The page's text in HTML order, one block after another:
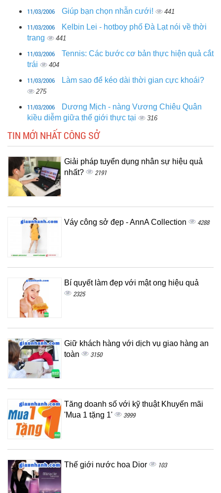
11/03/2006 Giúp bạn chọn nhẫn cưới! 441
11/03/2006
Kelbin Lei - hotboy phố Đà Lạt nói về thời
trang
441
11/03/2006
Tennis: Các bước cơ bản thực hiện quả cắt
trái
404
11/03/2006 Làm sao để kéo dài thời gian cực khoái?
275
11/03/2006
Dương Mịch - nàng Vương Chiêu Quân
kiều diễm giữa thế giới thực tại
316
TIN MỚI NHẤT CÔNG SỞ
Giải pháp tuyển dụng nhân sự hiệu quả
nhất?
2191
Váy công sở đẹp - AnnA Collection 4288
Bí quyết làm đẹp với mật ong hiệu quả
2325
Giữ khách hàng với dịch vụ giao hàng an
toàn
3150
Tăng doanh số với kỹ thuật Khuyến mãi
'Mua 1 tặng 1'
3999
Thế giới nước hoa Dior 103